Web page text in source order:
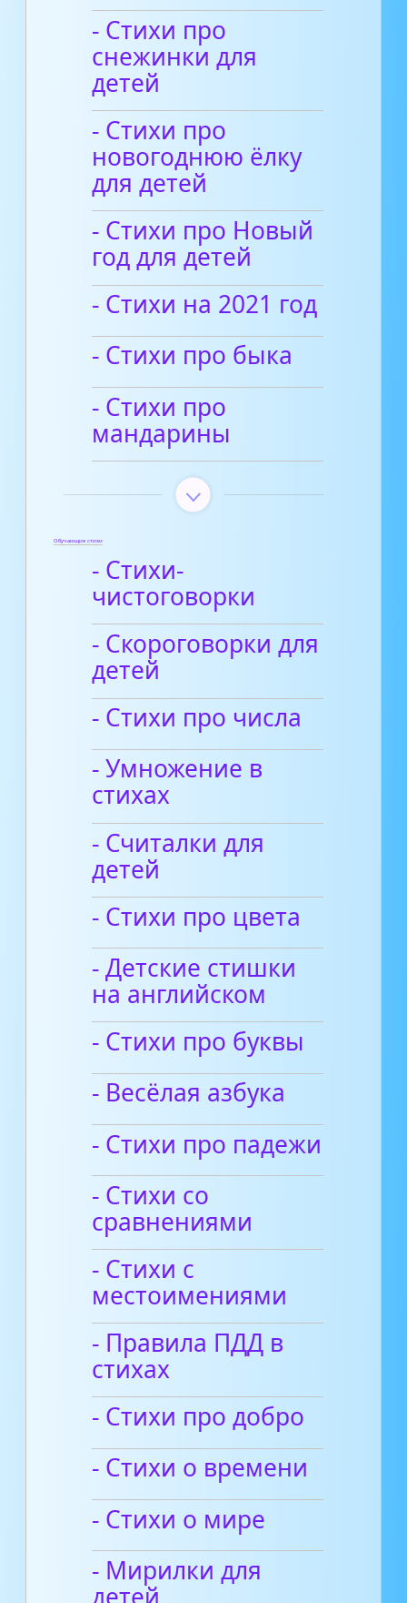
- Стихи про
снежинки для
детей
- Стихи про
новогоднюю ёлку
для детей
- Стихи про Новый
год для детей
- Стихи на 2021 год
- Cтихи про быка
- Стихи про
мандарины
Обучающие стихи
- Стихи-
чистоговорки
- Скороговорки для
детей
- Стихи про числа
- Умножение в
стихах
- Считалки для
детей
- Стихи про цвета
- Детские стишки
на английском
- Стихи про буквы
- Весёлая азбука
- Стихи про падежи
- Стихи со
сравнениями
- Стихи с
местоимениями
- Правила ПДД в
стихах
- Стихи про добро
- Стихи о времени
- Стихи о мире
- Мирилки для